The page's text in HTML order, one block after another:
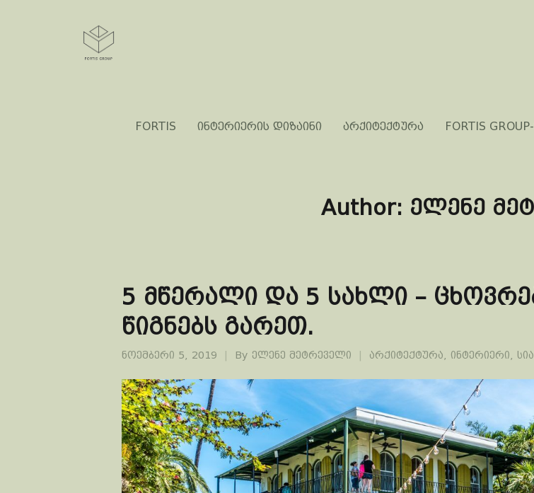
FORTIS ინტერიერის დიზაინი არქიტექტურა FORTIS
Author: ელენე
5 მწერალი და 5 სახლი –
წიგნებს გარეთ.
ნოემბერი 5, 2019 By ელენე მეტრეველი არქიტექტურა ინტერიერი